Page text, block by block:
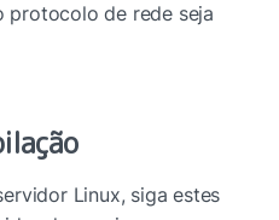
protocolo de rede seja
Linux, siga estes